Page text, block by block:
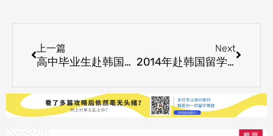
上一篇
高中毕业生赴韩国留学的情况分析
Next
2014年赴韩国留学选择专业须知